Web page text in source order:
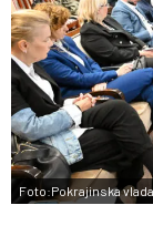
Foto:Pokrajinska vlada